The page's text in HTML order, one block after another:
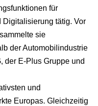
für
tätig. Vor
sie
der Automobilindustrie
der E-Plus Gruppe und
und
Europas. Gleichzeitig